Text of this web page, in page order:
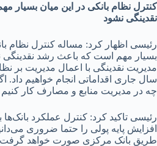
کنترل نظام بانکی در این میان بسیار
نقدینگی نشود
رئیسی اظهار کرد: مساله کنترل نظام
بسیار مهم است که باعث رشد نقدینگی
مدیریت نقدینگی با اعمال مدیریت بر
سال جاری اقداماتی انجام خواهیم داد.
چه در مدیریت منابع و مصارف کار
رئیسی تاکید کرد: کنترل عملکرد بانک‌ها
افزایش پایه پولی را حتما ضروری
طریق بانک مرکزی صورت خواهد